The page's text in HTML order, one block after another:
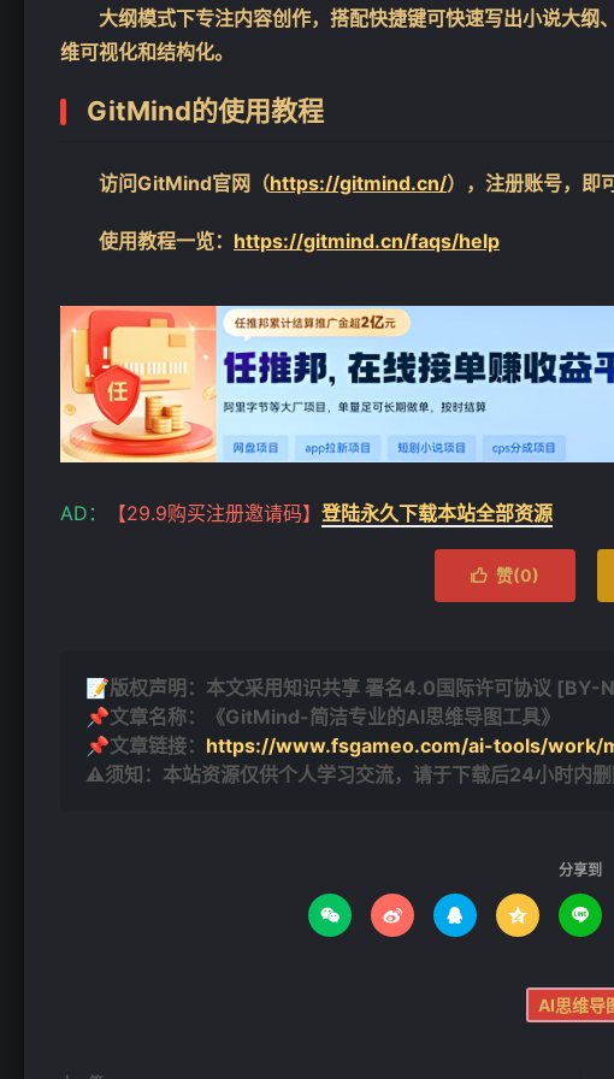
大纲模式下专注内容创作，搭配快捷键可快速写出小说大
维可视化和结构化。
GitMind的使用教程
访问GitMind官网（https://gitmind.cn/），注册账号，即
使用教程一览： https://gitmind.cn/faqs/help
AD： 【29.9购买注册邀请码】 登陆永久下载本站全部资源
 赞(0)
📝版权声明：本文采用知识共享 署名4.0国际许可协议 [BY-
📌文章名称：《GitMind-简洁专业的AI思维导图工具》
📌文章链接： https://www.fsgameo.com/ai-tools/work/
⚠须知：本站资源仅供个人学习交流，请于下载后24小时内
分享到
    
AI思维导